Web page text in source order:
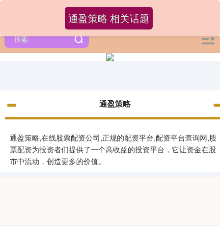
通盈策略
通盈策略,在线股票配资公司,正规的配资平台,配资平台查询网,股
票配资为投资者们提供了一个高收益的投资平台，它让资金在股
市中流动，创造更多的价值。
通盈策略 相关话题